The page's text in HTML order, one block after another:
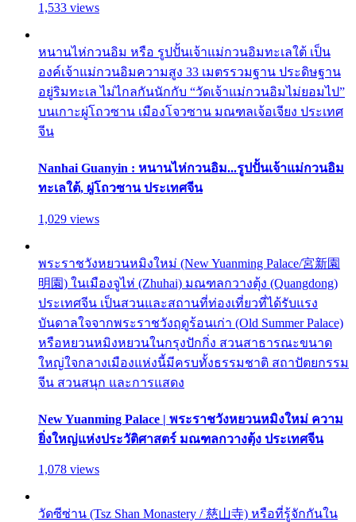
1,533 views
หนานไห่กวนอิม หรือ รูปปั้นเจ้าแม่กวนอิมทะเลใต้ เป็น
องค์เจ้าแม่กวนอิมความสูง 33 เมตรรวมฐาน ประดิษฐาน
อยู่ริมทะเล ไม่ไกลกันนักกับ “วัดเจ้าแม่กวนอิมไม่ยอมไป”
บนเกาะผู่โถวซาน เมืองโจวซาน มณฑลเจ้อเจียง ประเทศ
จีน
Nanhai Guanyin : หนานไห่กวนอิม...รูปปั้นเจ้าแม่กวนอิม
ทะเลใต้, ผู่โถวซาน ประเทศจีน
1,029 views
พระราชวังหยวนหมิงใหม่ (New Yuanming Palace/宮新園
明園) ในเมืองจูไห่ (Zhuhai) มณฑลกวางตุ้ง (Quangdong)
ประเทศจีน เป็นสวนและสถานที่ท่องเที่ยวที่ได้รับแรง
บันดาลใจจากพระราชวังฤดูร้อนเก่า (Old Summer Palace)
หรือหยวนหมิงหยวนในกรุงปักกิ่ง สวนสาธารณะขนาด
ใหญ่ใจกลางเมืองแห่งนี้มีครบทั้งธรรมชาติ สถาปัตยกรรม
จีน สวนสนุก และการแสดง
New Yuanming Palace | พระราชวังหยวนหมิงใหม่ ความ
ยิ่งใหญ่แห่งประวัติศาสตร์ มณฑลกวางตุ้ง ประเทศจีน
1,078 views
วัดซีซ่าน (Tsz Shan Monastery / 慈山寺) หรือที่รู้จักกันใน